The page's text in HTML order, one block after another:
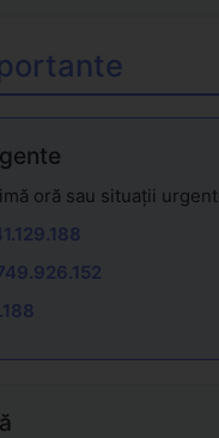
oră sau situații